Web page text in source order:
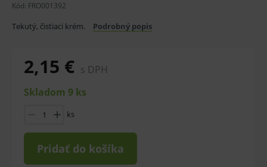
Kód: FRO001392
Tekutý, čistiaci krém. Podrobný popis
2,15 € s DPH
Skladom 9 ks
ks
Pridať do košíka